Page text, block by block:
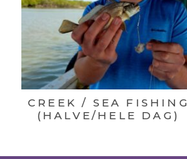
CREEK / SEA FISHING
(HALVE/HELE DAG)